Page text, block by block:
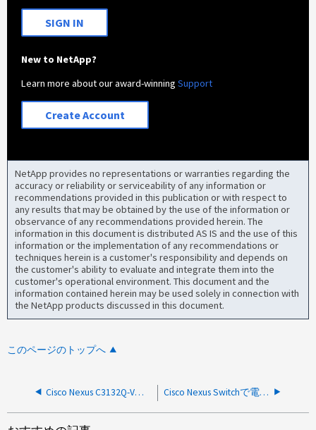
SIGN IN
New to NetApp?
Learn more about our award-winningSupport
Create Account
NetApp provides no representations or warranties regarding the
accuracy or reliability or serviceability of any information or
recommendations provided in this publication or with respect to
any results that may be obtained by the use of the information or
observance of any recommendations provided herein. The
information in this document is distributed AS IS and the use of this
information or the implementation of any recommendations or
techniques herein is a customer's responsibility and depends on
the customer's ability to evaluate and integrate them into the
customer's operational environment. This document and the
information contained herein may be used solely in connection with
the NetApp products discussed in this document.
このページのトップへ
Cisco Nexus C3132Q-Vアラートvifmgr.cluscheck.ctdpktloss after fwupgrade Cisco Nexus Switchで電源ユニット/ファンのシャットダウンが表示される